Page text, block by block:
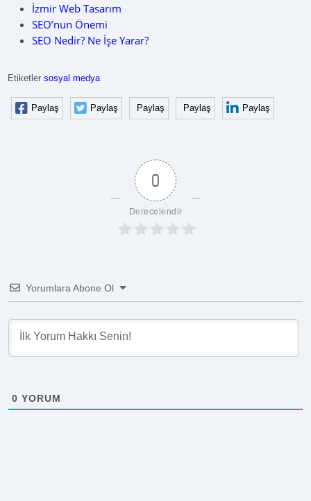
İzmir Web Tasarım
SEO’nun Önemi
SEO Nedir? Ne İşe Yarar?
Etiketlersosyal medya
Paylaş Paylaş Paylaş Paylaş Paylaş
0
Derecelendir
Yorumlara Abone Ol
0 YORUM